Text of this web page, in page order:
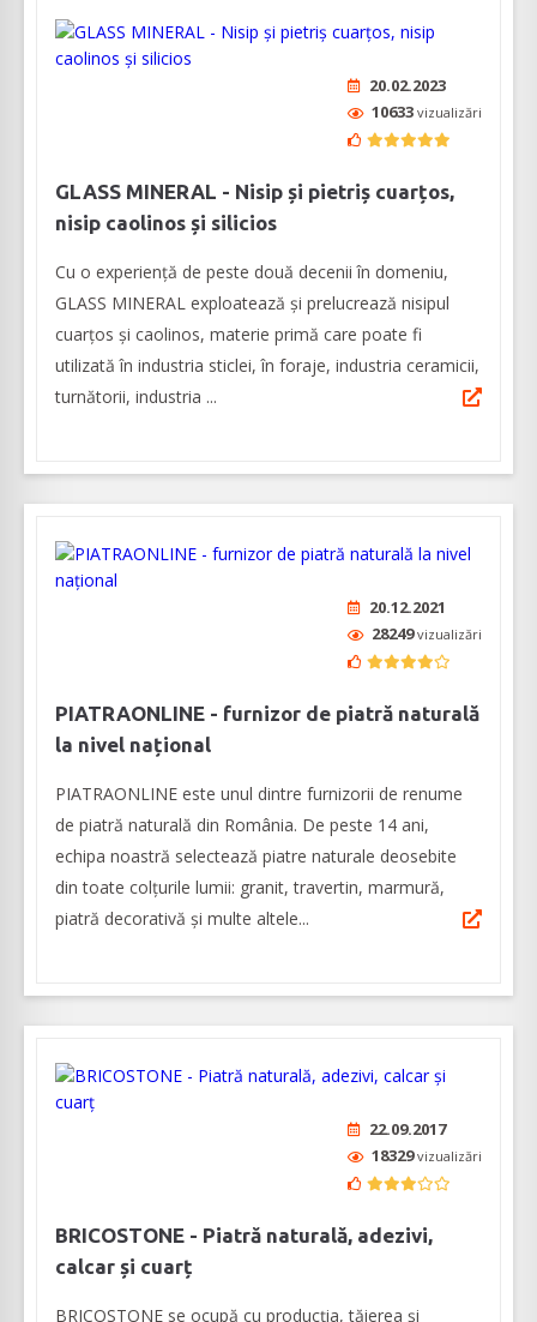
20.02.2023
10633 vizualizări
GLASS MINERAL - Nisip și pietriș cuarțos,
nisip caolinos și silicios
Cu o experiență de peste două decenii în domeniu,
GLASS MINERAL exploatează și prelucrează nisipul
cuarțos și caolinos, materie primă care poate fi
utilizată în industria sticlei, în foraje, industria ceramicii,
turnătorii, industria ...
20.12.2021
28249vizualizări
PIATRAONLINE - furnizor de piatră naturală
la nivel național
PIATRAONLINE este unul dintre furnizorii de renume
de piatră naturală din România. De peste 14 ani,
echipa noastră selectează piatre naturale deosebite
din toate colțurile lumii: granit, travertin, marmură,
piatră decorativă și multe altele...
22.09.2017
18329vizualizări
BRICOSTONE - Piatră naturală, adezivi,
calcar și cuarț
BRICOSTONE se ocupă cu producția, tăierea și